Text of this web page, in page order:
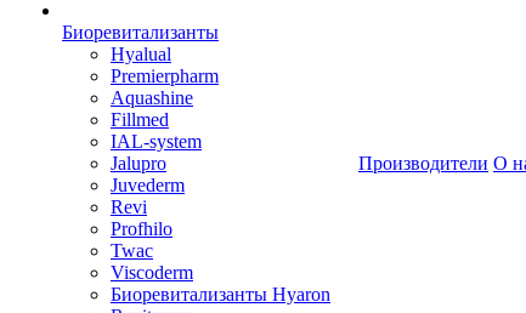
Биоревитализанты
Hyalual
Premierpharm
Aquashine
Fillmed
IAL-system
Jalupro
Juvederm
Revi
Profhilo
Twac
Viscoderm
Биоревитализанты Hyaron
Производители О